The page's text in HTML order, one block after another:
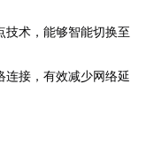
技术，能够智能切换至
连接，有效减少网络延